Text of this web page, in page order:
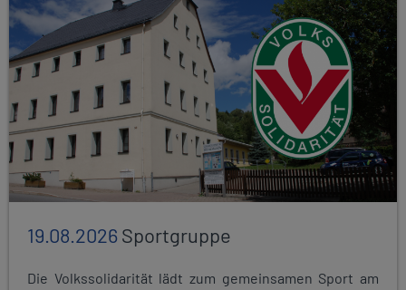
19.08.2026Sportgruppe
Die Volkssolidarität lädt zum gemeinsamen Sport am